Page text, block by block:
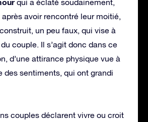
qui a éclaté soudainement,
avoir rencontré leur moitié,
un peu faux, qui vise à
couple. Il s’agit donc dans ce
d’une attirance physique vue à
des sentiments, qui ont grandi
couples déclarent vivre ou croit